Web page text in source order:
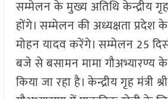
सम्मेलन के मुख्य अतिथि केन्द्रीय
होंगे। सम्मेलन की अध्यक्षता प्रदेश के
मोहन यादव करेंगे। सम्मेलन 25
बजे से बसामन मामा गौअभ्यारण्य
किया जा रहा है। केन्द्रीय गृह मंत्री